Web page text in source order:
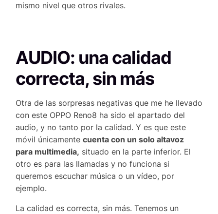
mismo nivel que otros rivales.
AUDIO: una calidad
correcta, sin más
Otra de las sorpresas negativas que me he llevado
con este OPPO Reno8 ha sido el apartado del
audio, y no tanto por la calidad. Y es que este
móvil únicamente cuenta con un solo altavoz
para multimedia, situado en la parte inferior. El
otro es para las llamadas y no funciona si
queremos escuchar música o un vídeo, por
ejemplo.
La calidad es correcta, sin más. Tenemos un